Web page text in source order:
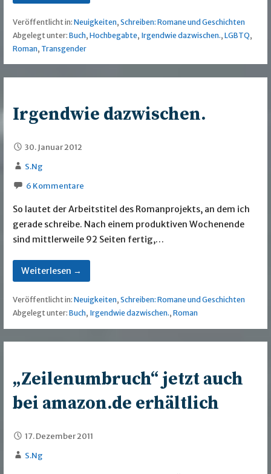
Veröffentlicht in: Neuigkeiten, Schreiben: Romane und Geschichten
Abgelegt unter: Buch, Hochbegabte, Irgendwie dazwischen., LGBTQ,
Roman, Transgender
Irgendwie dazwischen.
30. Januar 2012
S.Ng
6 Kommentare
So lautet der Arbeitstitel des Romanprojekts, an dem ich
gerade schreibe. Nach einem produktiven Wochenende
sind mittlerweile 92 Seiten fertig,…
Weiterlesen →
Veröffentlicht in: Neuigkeiten, Schreiben: Romane und Geschichten
Abgelegt unter: Buch, Irgendwie dazwischen., Roman
„Zeilenumbruch“ jetzt auch
bei amazon.de erhältlich
17. Dezember 2011
S.Ng